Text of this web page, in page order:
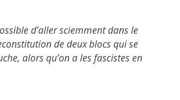
d’aller sciemment dans le
de deux blocs qui se
alors qu’on a les fascistes en